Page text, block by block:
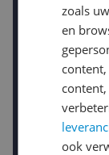
Stel een
Krijg een
Jouw e-
Gewenste
-10%
zoals
en
ook